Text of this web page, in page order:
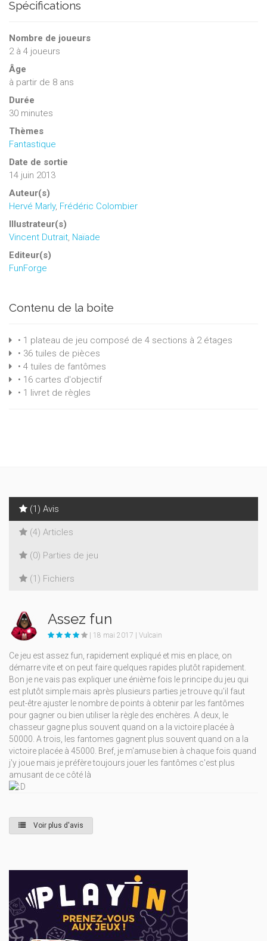
Spécifications
Nombre de joueurs
2à 4 joueurs
Âge
à partir de 8 ans
Durée
30 minutes
Thèmes
Fantastique
Date de sortie
14 juin 2013
Auteur(s)
Hervé Marly, Frédéric Colombier
Illustrateur(s)
Vincent Dutrait, Naïade
Editeur(s)
FunForge
Contenu de la boite
• 1 plateau de jeu composé de 4 sections à 2 étages
• 36 tuiles de pièces
• 4 tuiles de fantômes
• 16 cartes d'objectif
• 1 livret de règles
(1) Avis
(4) Articles
(0) Parties de jeu
(1) Fichiers
Assez fun
| 18 mai 2017 | Vulcain
Ce jeu est assez fun, rapidement expliqué et mis en place, on
démarre vite et on peut faire quelques rapides plutôt rapidement.
Bon je ne vais pas expliquer une énième fois le principe du jeu qui
est plutôt simple mais après plusieurs parties je trouve qu'il faut
peut-être ajuster le nombre de points à obtenir par les fantômes
pour gagner ou bien utiliser la règle des enchères. A deux, le
chasseur gagne plus souvent quand on a la victoire placée à
50000. A trois, les fantomes gagnent plus souvent quand on a la
victoire placée à 45000. Bref, je m'amuse bien à chaque fois quand
j'y joue mais je préfère toujours jouer les fantômes c'est plus
amusant de ce côté là
Voir plus d'avis